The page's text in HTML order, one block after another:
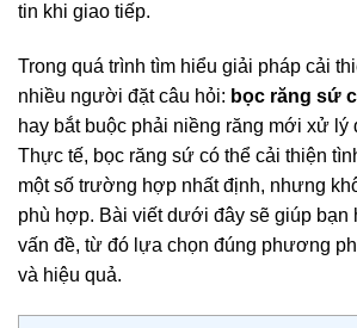
tin khi giao tiếp.
Trong quá trình tìm hiểu giải pháp cải
nhiều người đặt câu hỏi: bọc răng sứ
hay bắt buộc phải niềng răng mới xử lý
Thực tế, bọc răng sứ có thể cải thiện
một số trường hợp nhất định, nhưng
phù hợp. Bài viết dưới đây sẽ giúp bạn
vấn đề, từ đó lựa chọn đúng phương
và hiệu quả.